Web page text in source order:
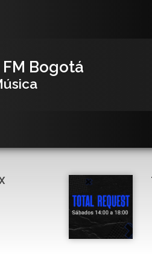
FM Bogotá